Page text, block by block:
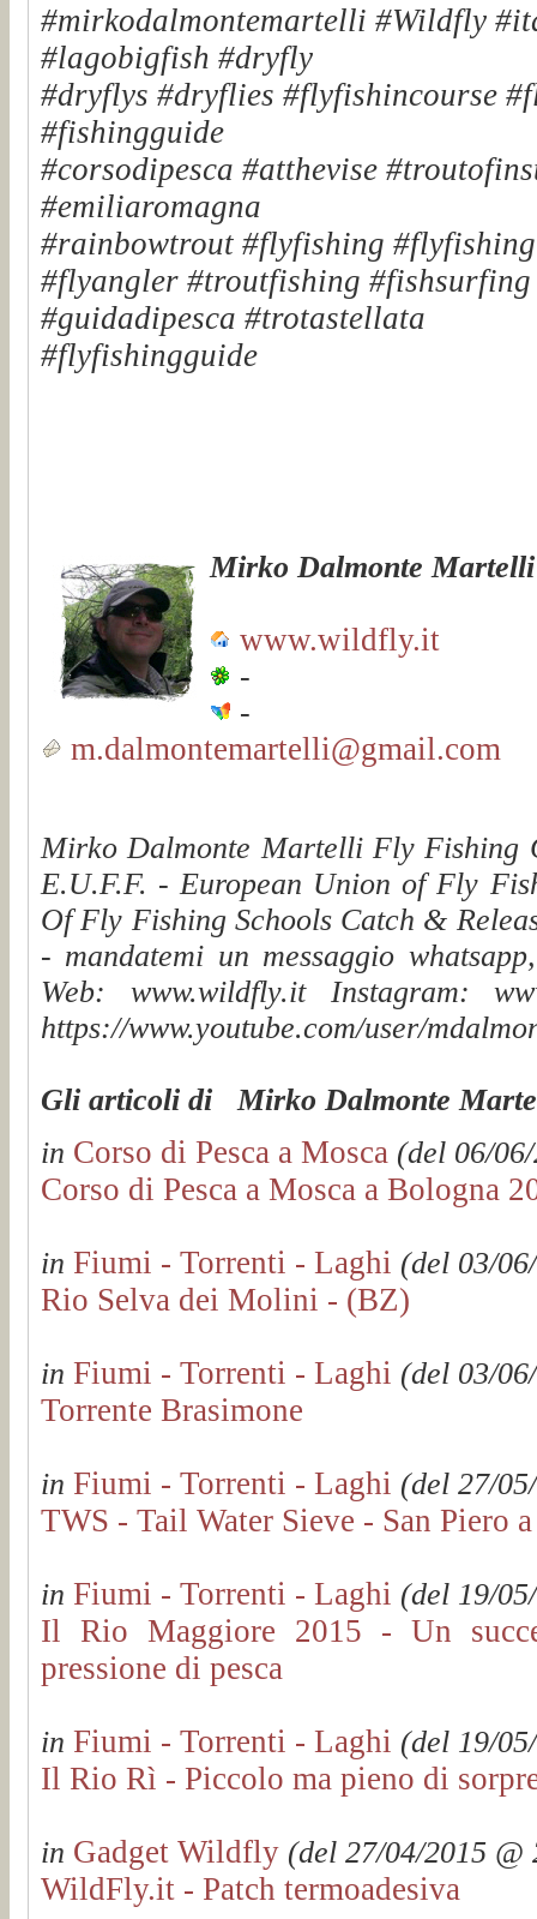
#mirkodalmontemartelli #Wildfly
#lagobigfish #dryfly
#dryflys #dryflies #flyfishincourse
#fishingguide
#corsodipesca #atthevise
#emiliaromagna
#rainbowtrout #flyfishing
#flyangler #troutfishing
#guidadipesca #trotastellata
#flyfishingguide
Mirko Dalmonte Martelli
www.wildfly.it
-
-
m.dalmontemartelli@gmail.com
Mirko Dalmonte Martelli Fly
E.U.F.F. - European Union of Fly
Of Fly Fishing Schools Catch &
- mandatemi un messaggio
Web: www.wildfly.it Instagram:
https://www.youtube.com/user/
Gli articoli di Mirko Dalmonte
in Corso di Pesca a Mosca (del 06/
Corso di Pesca a Mosca a Bologna
in Fiumi - Torrenti - Laghi (del 03/
Rio Selva dei Molini - (BZ)
in Fiumi - Torrenti - Laghi (del 03/
Torrente Brasimone
in Fiumi - Torrenti - Laghi (del 27/
TWS - Tail Water Sieve - San Piero
in Fiumi - Torrenti - Laghi (del 19/
Il Rio Maggiore 2015 - Un
pressione di pesca
in Fiumi - Torrenti - Laghi (del 19/
Il Rio Rì - Piccolo ma pieno di
in Gadget Wildfly (del 27/04/2015
WildFly.it - Patch termoadesiva